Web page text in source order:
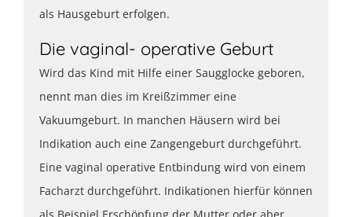
als Hausgeburt erfolgen.
Die vaginal- operative Geburt
Wird das Kind mit Hilfe einer Saugglocke geboren,
nennt man dies im Kreißzimmer eine
Vakuumgeburt. In manchen Häusern wird bei
Indikation auch eine Zangengeburt durchgeführt.
Eine vaginal operative Entbindung wird von einem
Facharzt durchgeführt. Indikationen hierfür können